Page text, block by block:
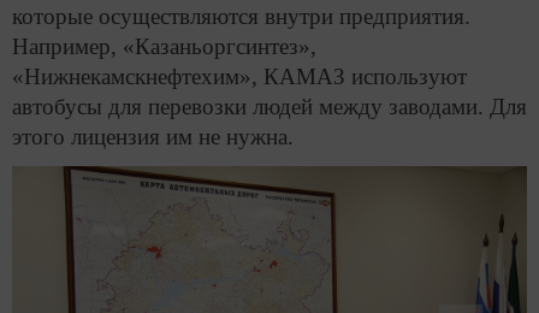
которые осуществляются внутри предприятия.
Например, «Казаньоргсинтез»,
«Нижнекамскнефтехим», КАМАЗ используют
автобусы для перевозки людей между заводами. Для
этого лицензия им не нужна.